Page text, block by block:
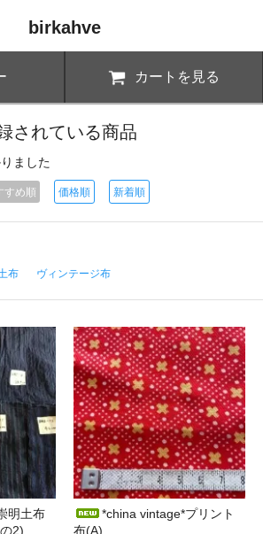
birkahve
カートを見る
されている商品
ました
すめ順 価格順 新着順
布 ヴィンテージ布
明土布
2)
*china vintage*プリント
布(A)